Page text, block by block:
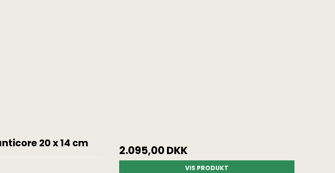
20 x 14 cm
2.095,00 DKK
VIS PRODUKT